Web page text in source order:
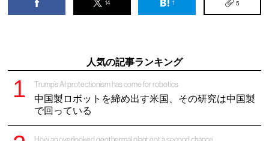
14 1 5
人気の記事ランキング
Trump’s AI protectionism has come for robotics
中国製ロボットを締め出す米国、その研究は中国製
で回っている